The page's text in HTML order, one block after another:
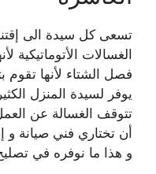
تسعى كل سيدة الى
الغسالات الأتوماتيكية
فصل الشتاء لأنها
يوفر لسيدة المنزل
تتوقف الغسالة عن
أن تختاري فني صيانة و
و هذا ما نوفره في